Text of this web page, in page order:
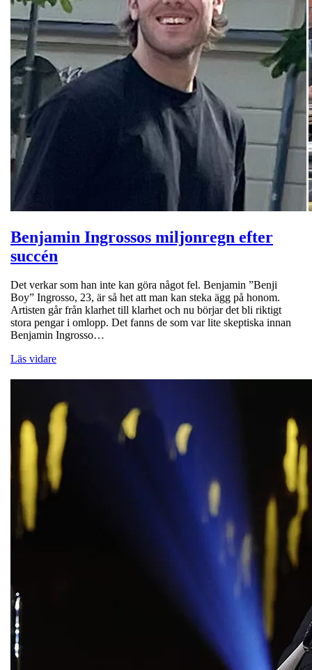
Benjamin Ingrossos miljonregn efter
succén
Det verkar som han inte kan göra något fel. Benjamin ”Benji
Boy” Ingrosso, 23, är så het att man kan steka ägg på honom.
Artisten går från klarhet till klarhet och nu börjar det bli riktigt
stora pengar i omlopp. Det fanns de som var lite skeptiska innan
Benjamin Ingrosso…
Läs vidare